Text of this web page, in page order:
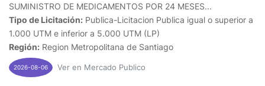
SUMINISTRO DE MEDICAMENTOS POR 24 MESES...
Tipo de Licitación: Publica-Licitacion Publica igual o superior a
1.000 UTM e inferior a 5.000 UTM (LP)
Región: Region Metropolitana de Santiago
2026-08-06 Ver en Mercado Publico